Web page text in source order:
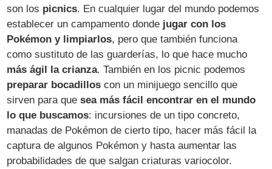
son los picnics. En cualquier lugar del mundo podemos
establecer un campamento donde jugar con los
Pokémon y limpiarlos, pero que también funciona
como sustituto de las guarderías, lo que hace mucho
más ágil la crianza. También en los picnic podemos
preparar bocadillos con un minijuego sencillo que
sirven para quesea más fácil encontrar en el mundo
lo que buscamos: incursiones de un tipo concreto,
manadas de Pokémon de cierto tipo, hacer más fácil la
captura de algunos Pokémon y hasta aumentar las
probabilidades de que salgan criaturas variocolor.